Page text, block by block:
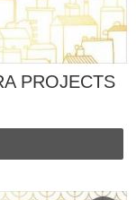
PROJECTS